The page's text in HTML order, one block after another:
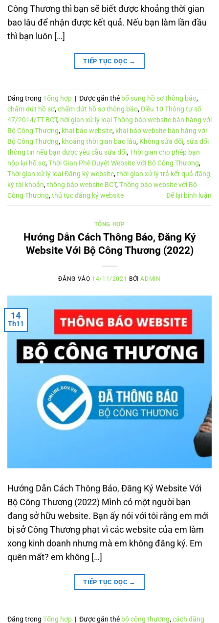
Công Thương thì bạn sẽ biết được khoảng thời gian
bao lâu để nhận được kết quả. Nếu bạn làm lần đầu
thì bạn luôn […]
TIẾP TỤC ĐỌC →
Đăng trong Tổng hợp | Được gắn thẻ bổ sung hồ sơ thông báo,
chấm dứt hồ sơ,chấm dứt hồ sơ thông báo,Điều 10 Thông tư số
47/2014/TT-BCT, hời gian xử lý loại Thông báo website bán hàng với
Bộ Công Thương, khai báo website, khai báo website bán hàng với
Bộ Công Thương, khoảng thời gian bao lâu, Không sửa đổi,sửa đổi
thông tin nếu bạn được yêu cầu sửa đổi,Thời gian cho phép bạn
nộp lại hồ sơ,Thời Gian Phê Duyệt Website Với Bộ Công Thương,
Thời gian xử lý loại Đăng ký website,thời gian xử lý trả kết quả đăng
ký tài khoản,thông báo website BCT,Thông báo website với Bộ
Công Thương,thủ tục đăng ký website Để lại bình luận
TỔNG HỢP
Hướng Dẫn Cách Thông Báo, Đăng Ký
Website Với Bộ Công Thương (2022)
ĐĂNG VÀO 14/11/2021 BỞIADMIN
14
Th11
Hướng Dẫn Cách Thông Báo, Đăng Ký Website Với
Bộ Công Thương (2022) Mình có một người bạn
đang sở hữu website. Bạn ấy nói với tôi rằng em mới
bị sở Công Thương phạt vì các website của em làm
xong kinh doanh nhưng mà em không đăng ký. Em
quên mất? em không […]
TIẾP TỤC ĐỌC →
Đăng trong Tổng hợp | Được gắn thẻ bộ công thương,cách đăng